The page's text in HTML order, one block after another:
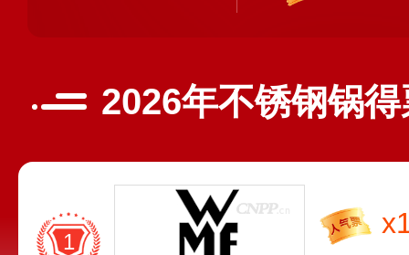
2026年不锈钢锅
1
x